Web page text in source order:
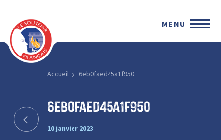
MENU
Accueil 6eb0faed45a1f950
6eb0faed45a1f950
10 janvier 2023